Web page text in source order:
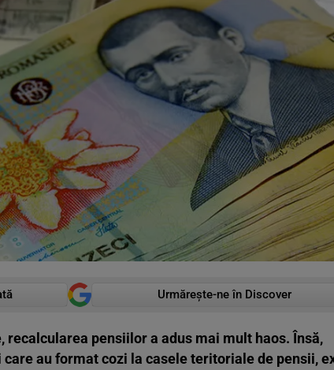
Urmărește-ne în Discover
recalcularea pensiilor a adus mai mult haos. Însă,
au format cozi la casele teritoriale de pensii,